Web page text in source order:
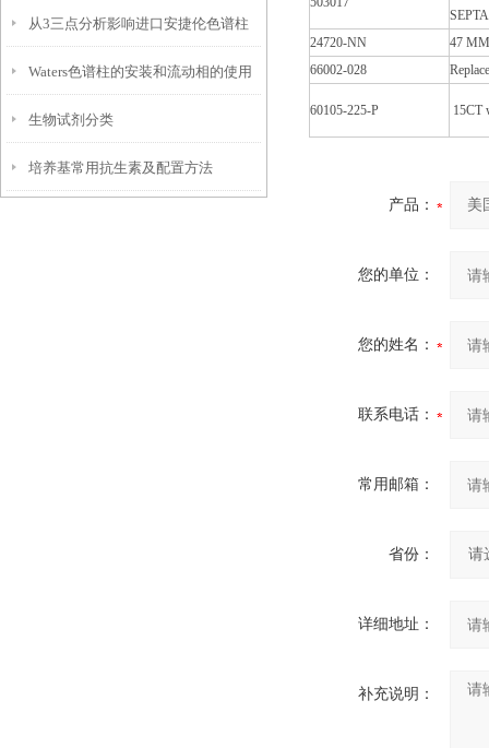
保养的吗？
从3三点分析影响进口安捷伦色谱柱
使用寿命的样品因素
Waters色谱柱的安装和流动相的使用
情况
生物试剂分类
培养基常用抗生素及配置方法
24720-NN
47
66002-028
60105-225-P 15CT
产品：
您的单位：
您的姓名：
联系电话：
常用邮箱：
省份：
详细地址：
补充说明：